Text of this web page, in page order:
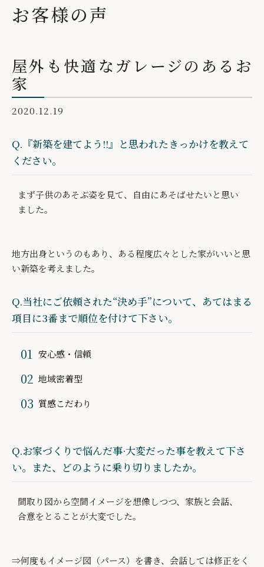
お客様の声
屋外も快適なガレージのあるお
家
2020.12.19
Q.『新築を建てよう!!』と思われたきっかけを教えて
ください。
まず子供のあそぶ姿を見て、自由にあそばせたいと思い
ました。
地方出身というのもあり、ある程度広々とした家がいいと思
い新築を考えました。
Q.当社にご依頼された“決め手”について、あてはまる
項目に3番まで順位を付けて下さい。
安心感・信頼
地域密着型
質感こだわり
Q.お家づくりで悩んだ事·大変だった事を教えて下さ
い。また、どのように乗り切りましたか。
間取り図から空間イメージを想像しつつ、家族と会話、
合意をとることが大変でした。
⇒何度もイメージ図（パース）を書き、会話しては修正をく